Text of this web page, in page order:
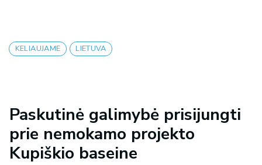
KELIAUJAME LIETUVA
Paskutinė galimybė prisijungti
prie nemokamo projekto
Kupiškio baseine